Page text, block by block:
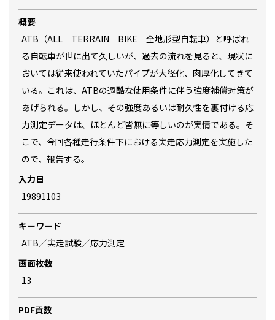
概要
ATB（ALL TERRAIN BIKE 全地形型自転車）と呼ばれ
る自転車が世に出て久しいが、過去の流れを見ると、現状に
おいては従来使われていたパイプが大径化、肉厚化してきて
いる。これは、ATBの過酷な使用条件に伴う強度補償対策が
あげられる。しかし、その強度あるいは耐久性を裏付ける応
力測定データは、ほとんど皆無に等しいのが実情である。そ
こで、今回各種走行条件下における実走応力測定を実施した
ので、報告する。
入力日
19891103
キーワード
ATB／実走試験／応力測定
画面枚数
13
PDF貢数